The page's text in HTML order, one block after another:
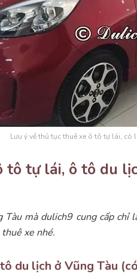
Lưu ý về thủ tục thuê xe ô tô tự lái, có
tô tự lái, ô tô du
mà dulich9 cung cấp chỉ
xe nhé.
du lịch ở Vũng Tàu